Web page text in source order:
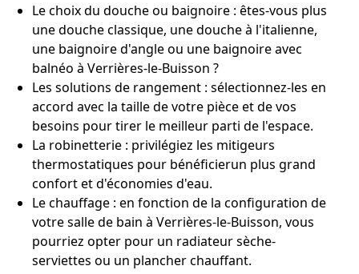
Le choix du douche ou baignoire : êtes-vous plus
une douche classique, une douche à l'italienne,
une baignoire d'angle ou une baignoire avec
balnéo à Verrières-le-Buisson ?
Les solutions de rangement : sélectionnez-les en
accord avec la taille de votre pièce et de vos
besoins pour tirer le meilleur parti de l'espace.
La robinetterie : privilégiez les mitigeurs
thermostatiques pour bénéficierun plus grand
confort et d'économies d'eau.
Le chauffage : en fonction de la configuration de
votre salle de bain à Verrières-le-Buisson, vous
pourriez opter pour un radiateur sèche-
serviettes ou un plancher chauffant.